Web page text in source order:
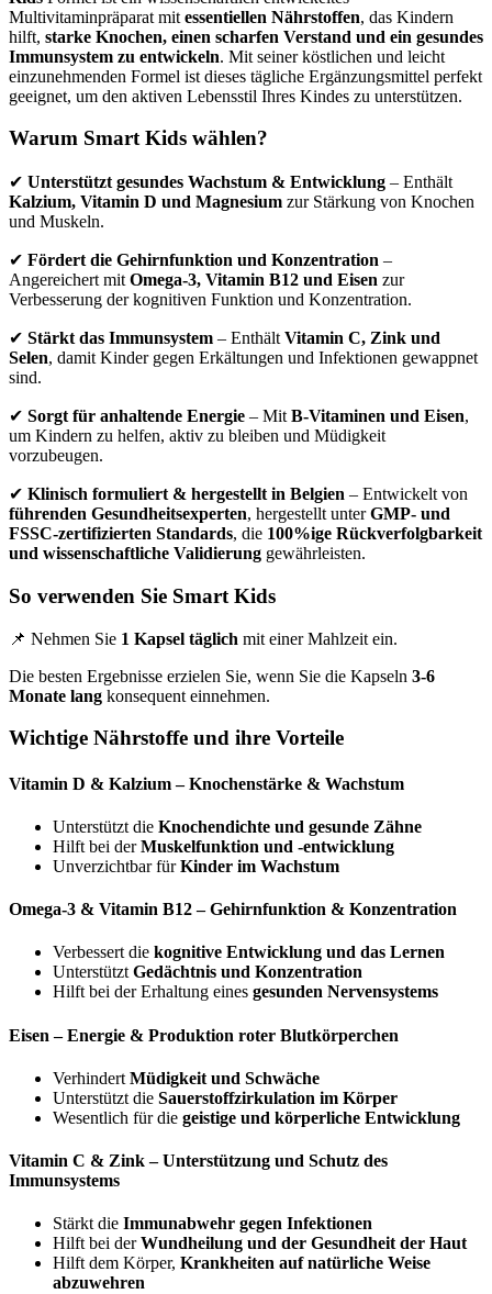
Multivitaminpräparat mit essentiellen Nährstoffen, das Kindern
hilft, starke Knochen, einen scharfen Verstand und ein gesundes
Immunsystem zu entwickeln. Mit seiner köstlichen und leicht
einzunehmenden Formel ist dieses tägliche Ergänzungsmittel perfekt
geeignet, um den aktiven Lebensstil Ihres Kindes zu unterstützen.
Warum Smart Kids wählen?
✔ Unterstützt gesundes Wachstum & Entwicklung – Enthält
Kalzium, Vitamin D und Magnesium zur Stärkung von Knochen
und Muskeln.
✔ Fördert die Gehirnfunktion und Konzentration –
Angereichert mit Omega-3, Vitamin B12 und Eisen zur
Verbesserung der kognitiven Funktion und Konzentration.
✔ Stärkt das Immunsystem – Enthält Vitamin C, Zink und
Selen, damit Kinder gegen Erkältungen und Infektionen gewappnet
sind.
✔ Sorgt für anhaltende Energie – Mit B-Vitaminen und Eisen,
um Kindern zu helfen, aktiv zu bleiben und Müdigkeit
vorzubeugen.
✔ Klinisch formuliert & hergestellt in Belgien – Entwickelt von
führenden Gesundheitsexperten, hergestellt unterGMP- und
FSSC-zertifizierten Standards, die 100%ige Rückverfolgbarkeit
und wissenschaftliche Validierung gewährleisten.
So verwenden Sie Smart Kids
📌 Nehmen Sie 1 Kapsel täglich mit einer Mahlzeit ein.
Die besten Ergebnisse erzielen Sie, wenn Sie die Kapseln 3-6
Monate lang konsequent einnehmen.
Wichtige Nährstoffe und ihre Vorteile
Vitamin D & Kalzium – Knochenstärke & Wachstum
Unterstützt die Knochendichte und gesunde Zähne
Hilft bei derMuskelfunktion und -entwicklung
Unverzichtbar fürKinder im Wachstum
Omega-3 & Vitamin B12 – Gehirnfunktion & Konzentration
Verbessert die kognitive Entwicklung und das Lernen
UnterstütztGedächtnis und Konzentration
Hilft bei der Erhaltung eines gesunden Nervensystems
Eisen – Energie & Produktion roter Blutkörperchen
Verhindert Müdigkeit und Schwäche
Unterstützt die Sauerstoffzirkulation im Körper
Wesentlich für die geistige und körperliche Entwicklung
Vitamin C & Zink – Unterstützung und Schutz des
Immunsystems
Stärkt die Immunabwehr gegen Infektionen
Hilft bei derWundheilung und der Gesundheit der Haut
Hilft dem Körper, Krankheiten auf natürliche Weise
abzuwehren